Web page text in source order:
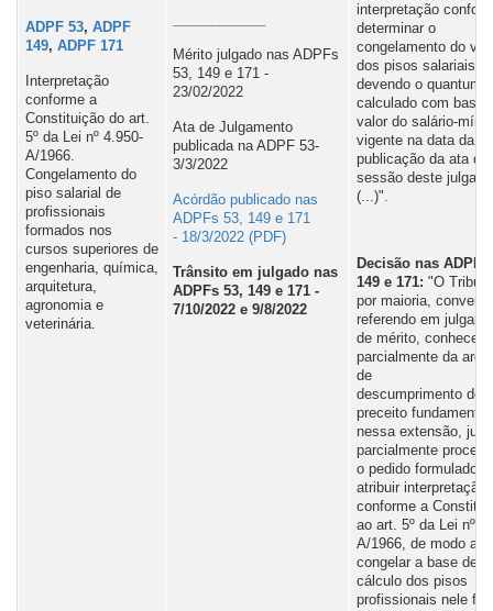
ADPF 53, ADPF
149, ADPF 171
Interpretação
conforme a
Constituição do art.
5º da Lei nº 4.950-
A/1966.
Congelamento do
piso salarial de
profissionais
formados nos
cursos superiores de
engenharia, química,
arquitetura,
agronomia e
veterinária.
Mérito julgado nas ADPFs
53, 149 e 171 -
23/02/2022
Ata de Julgamento
publicada na ADPF 53-
3/3/2022
Acórdão publicado nas
ADPFs 53, 149 e 171
- 18/3/2022
Trânsito em julgado nas
ADPFs 53, 149 e 171 -
7/10/2022 e 9/8/2022
interpretação
determinar o
congelamento do
dos pisos salariais,
devendo o quantum
calculado com base
valor do salário-
vigente na data da
publicação da ata da
sessão deste
(...)".
Decisão nas ADPF
149 e 171: "O
por maioria,
referendo em
de mérito, conheceu
parcialmente da
de
descumprimento de
preceito fundamental
nessa extensão,
parcialmente
o pedido formulado,
atribuir interpretação
conforme a
ao art. 5º da Lei nº
A/1966, de modo a
congelar a base de
cálculo dos pisos
profissionais nele